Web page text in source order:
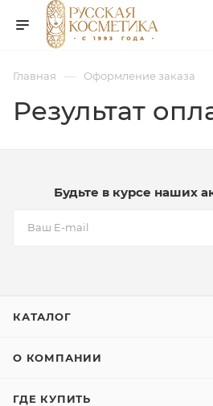
Главная — Оформление заказа
Результат
Будьте в курсе наших
КАТАЛОГ
О КОМПАНИИ
ГДЕ КУПИТЬ